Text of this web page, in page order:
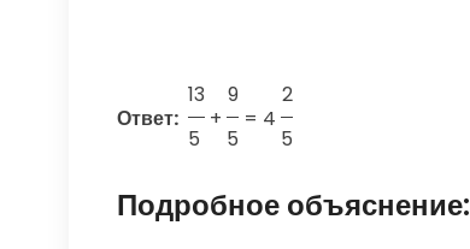
Ответ:
13
5
+
9
5
= 4
2
5
Подробное объяснение: